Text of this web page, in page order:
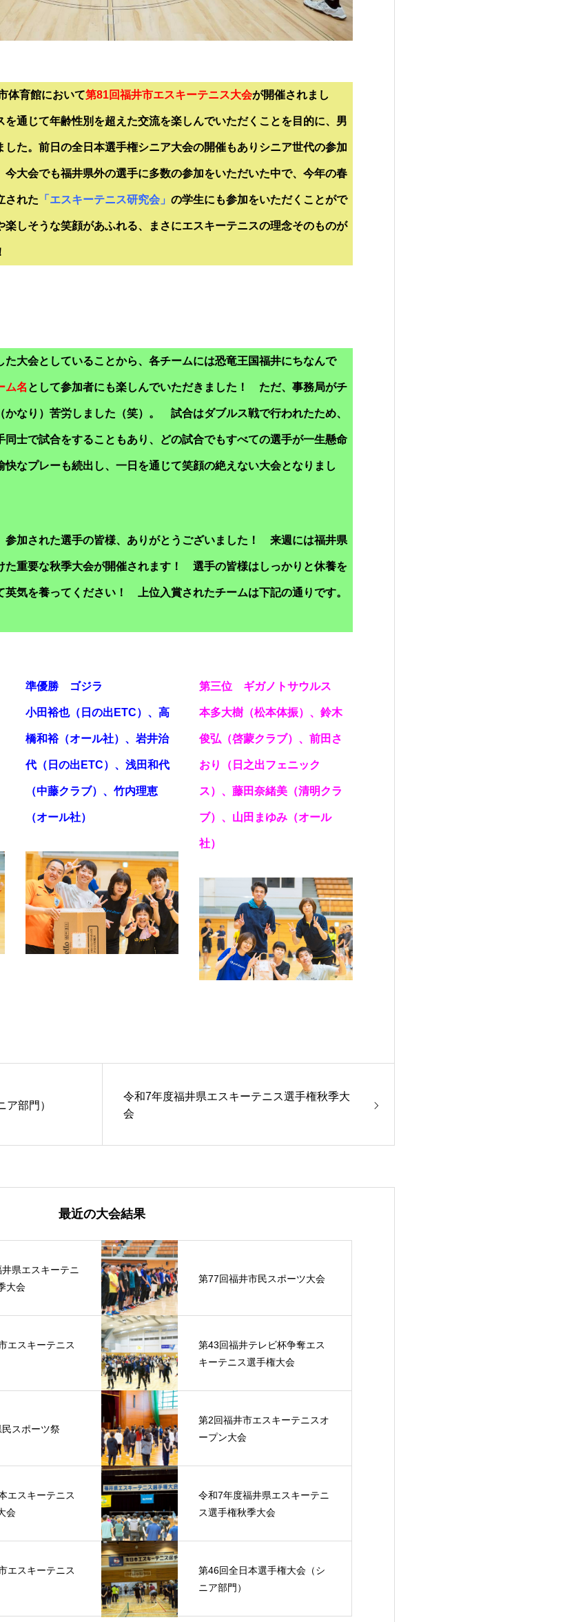
体育館において第81回福井市エスキーテニス大会が開催されまし
通じて年齢性別を超えた交流を楽しんでいただくことを目的に、男
た。前日の全日本選手権シニア大会の開催もありシニア世代の参加
今大会でも福井県外の選手に多数の参加をいただいた中で、今年の春
された 「 エスキーテニス研究会」 の学生にも参加をいただくことがで
楽しそうな笑顔があふれる、まさにエスキーテニスの理念そのものが
た大会としていることから、各チームには恐竜王国福井にちなんで
ム名 として参加者にも楽しんでいただきました！ ただ、事務局がチ
かなり）苦労しました（笑）。 試合はダブルス戦で行われたため、
同士で試合をすることもあり、どの試合でもすべての選手が一生懸命
なプレーも続出し、一日を通じて笑顔の絶えない大会となりまし
参加された選手の皆様、ありがとうございました！ 来週には福井県
た重要な秋季大会が開催されます！ 選手の皆様はしっかりと休養を
英気を養ってください！ 上位入賞されたチームは下記の通りです。
準優勝 ゴジラ
小田裕也（日の出ETC）、高
橋和裕（オール社）、岩井治
代（日の出ETC）、浅田和代
（中藤クラブ）、竹内理恵
（オール社）
第三位 ギガノトサウルス
本多大樹（松本体振）、鈴木
俊弘（啓蒙クラブ）、前田さ
おり（日之出フェニック
ス）、藤田奈緒美（清明クラ
ブ）、山田まゆみ（オール
社）
部門）
令和7年度福井県エスキーテニス選手権秋季大
会
最近の大会結果
県エスキーテニ
大会
第77回福井市民スポーツ大会
エスキーテニス
第43回福井テレビ杯争奪エス
キーテニス選手権大会
スポーツ祭
第2回福井市エスキーテニスオ
ープン大会
エスキーテニス
会
令和7年度福井県エスキーテニ
ス選手権秋季大会
エスキーテニス
第46回全日本選手権大会（シ
ニア部門）